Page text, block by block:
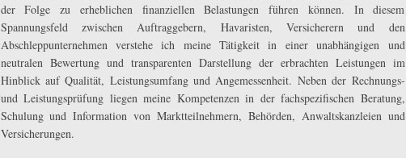
der Folge zu erheblichen finanziellen Belastungen führen können. In diesem
Spannungsfeld zwischen Auftraggebern, Havaristen, Versicherern und den
Abschleppunternehmen verstehe ich meine Tätigkeit in einer unabhängigen und
neutralen Bewertung und transparenten Darstellung der erbrachten Leistungen im
Hinblick auf Qualität, Leistungsumfang und Angemessenheit. Neben der Rechnungs-
und Leistungsprüfung liegen meine Kompetenzen in der fachspezifischen Beratung,
Schulung und Information von Marktteilnehmern, Behörden, Anwaltskanzleien und
Versicherungen.